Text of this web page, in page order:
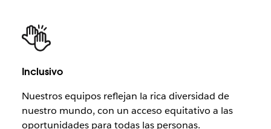
Inclusivo
Nuestros equipos reflejan la rica diversidad de
nuestro mundo, con un acceso equitativo a las
oportunidades para todas las personas.